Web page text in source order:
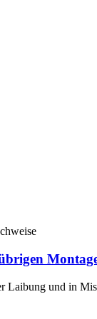
Laibung und in